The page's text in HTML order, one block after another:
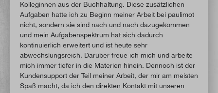
Kolleginnen aus der Buchhaltung. Diese zusätzlichen
Aufgaben hatte ich zu Beginn meiner Arbeit bei paulimot
nicht, sondern sie sind nach und nach dazugekommen
und mein Aufgabenspektrum hat sich dadurch
kontinuierlich erweitert und ist heute sehr
abwechslungsreich. Darüber freue ich mich und arbeite
mich immer tiefer in die Materien hinein. Dennoch ist der
Kundensupport der Teil meiner Arbeit, der mir am meisten
Spaß macht, da ich den direkten Kontakt mit unseren